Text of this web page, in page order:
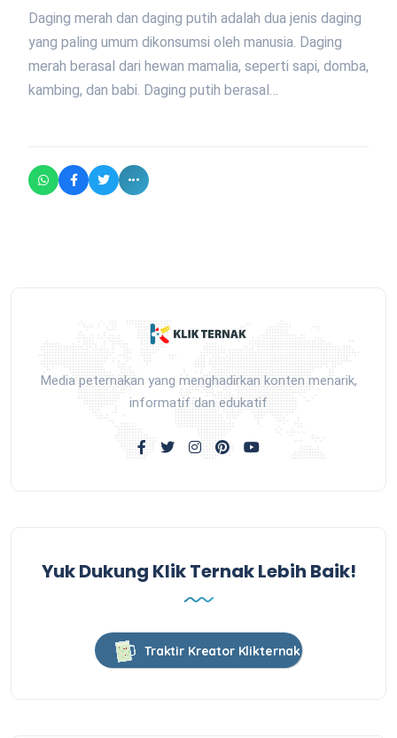
Daging merah dan daging putih adalah dua jenis daging
yang paling umum dikonsumsi oleh manusia. Daging
merah berasal dari hewan mamalia, seperti sapi, domba,
kambing, dan babi. Daging putih berasal…
Media peternakan yang menghadirkan konten menarik,
informatif dan edukatif
Yuk Dukung Klik Ternak Lebih Baik!
Traktir Kreator Klikternak